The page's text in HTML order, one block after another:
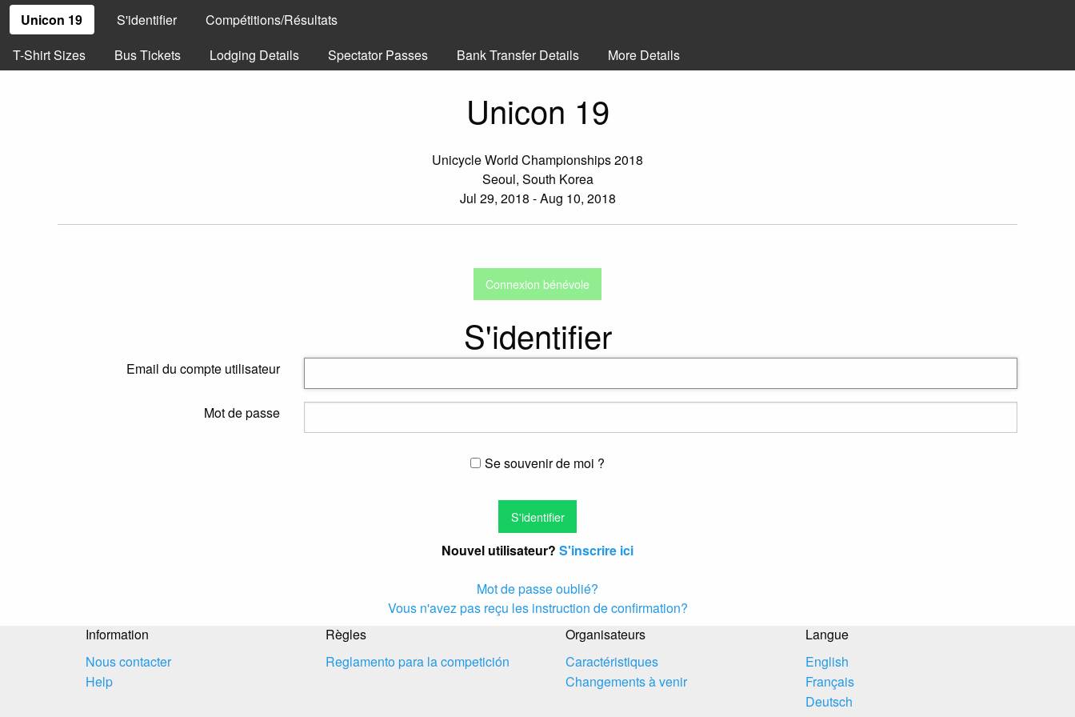
Unicon 19 S'identifier
Compétitions/Résultats
T-Shirt Sizes
Bus Tickets Lodging Details Spectator Passes Bank Transfer Details More Details
Unicon 19
Unicycle World Championships 2018
Seoul, South Korea
Jul 29, 2018 - Aug 10, 2018
Connexion bénévole
S'identifier
Email du compte utilisateur
Mot de passe
Se souvenir de moi ?
Nouvel utilisateur? S'inscrire ici
Mot de passe oublié?
Vous n'avez pas reçu les instruction de confirmation?
Information
Nous contacter
Help
Règles
Reglamento para la competición
Organisateurs
Caractéristiques
Changements à venir
Langue
English
Français
Deutsch